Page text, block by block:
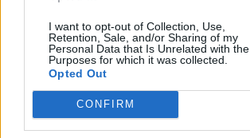
I want to opt-out of Collection, Use,
Retention, Sale, and/or Sharing of my
Personal Data that Is Unrelated with the
Purposes for which it was collected.
Opted Out
CONFIRM ad